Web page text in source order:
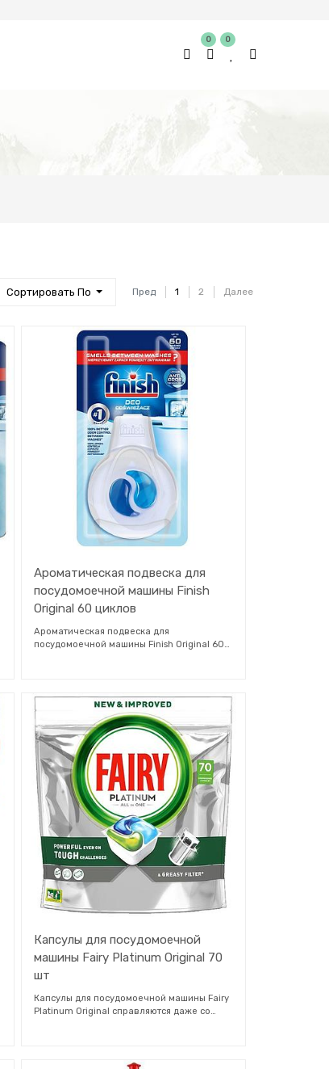
0 0
Пред 1 2 Далее
Сортировать По
Ароматическая подвеска для
посудомоечной машины Finish
Original 60 циклов
Ароматическая подвеска для
посудомоечной машины Finish Original 60
больше свежести и менее неприятный
запах между рабочими циклами. В
освежителе для посудомоечной машины
Finish используется уникальная технология
Scent Control, которая обеспечивает
освежающий аромат при каждом открытии
посудомоечной машины. Эта технология
поможет предотвратить проникновение
запаха на вымытую посуду.
Капсулы для посудомоечной
машины Fairy Platinum Original 70
шт
Капсулы для посудомоечной машины Fairy
Platinum Original справляются даже со
вы получаете и чистую посуду, и свежую